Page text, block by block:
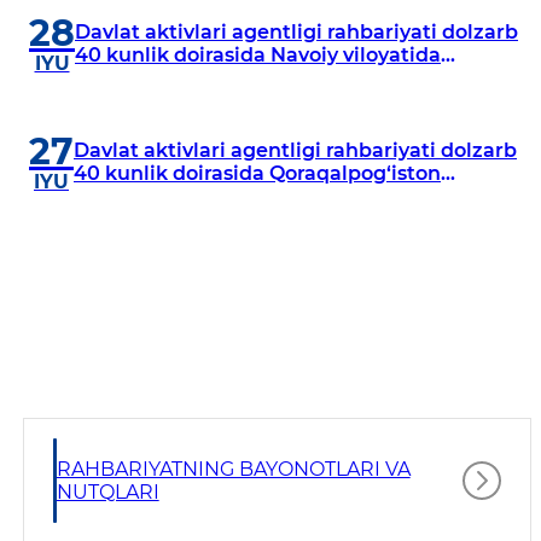
28
IYU
Davlat aktivlari agentligi rahbariyati dolzarb
40 kunlik doirasida Navoiy viloyatida
27
IYU
Davlat aktivlari agentligi rahbariyati dolzarb
40 kunlik doirasida Qoraqalpog‘iston
RAHBARIYATNING BAYONOTLARI VA
NUTQLARI